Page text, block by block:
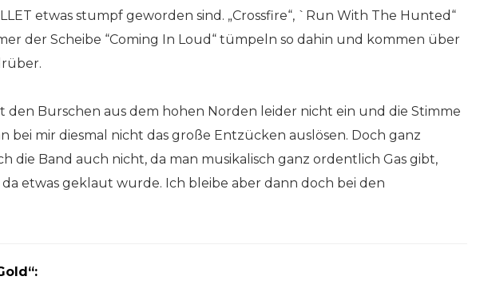
etwas stumpf geworden sind. „Crossfire“, `Run With The Hunted“
der Scheibe “Coming In Loud“ tümpeln so dahin und kommen über
den Burschen aus dem hohen Norden leider nicht ein und die Stimme
bei mir diesmal nicht das große Entzücken auslösen. Doch ganz
die Band auch nicht, da man musikalisch ganz ordentlich Gas gibt,
etwas geklaut wurde. Ich bleibe aber dann doch bei den